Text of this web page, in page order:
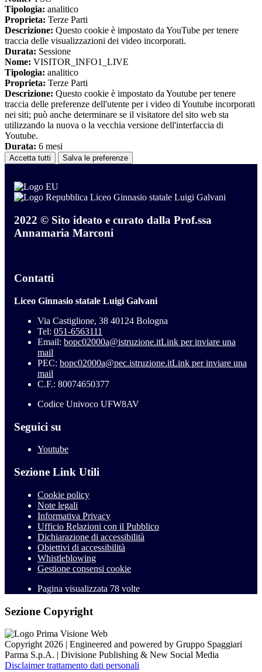
Tipologia: analitico
Proprieta: Terze Parti
Descrizione: Questo cookie è impostato da YouTube per tenere
traccia delle visualizzazioni dei video incorporati.
Durata: Sessione
Nome: VISITOR_INFO1_LIVE
Tipologia: analitico
Proprieta: Terze Parti
Descrizione: Questo cookie è impostato da Youtube per tenere
traccia delle preferenze dell'utente per i video di Youtube incorporati
nei siti; può anche determinare se il visitatore del sito web sta
utilizzando la nuova o la vecchia versione dell'interfaccia di
Youtube.
Durata: 6 mesi
Accetta tutti Salva le preferenze
Liceo Ginnasio statale Luigi Galvani
2022 © Sito ideato e curato dalla Prof.ssa
Annamaria Marconi
Contatti
Liceo Ginnasio statale Luigi Galvani
Via Castiglione, 38 40124 Bologna
Tel: 051-6563111
Email: bopc02000a@istruzione.itLink per inviare una
mail
PEC: bopc02000a@pec.istruzione.itLink per inviare una
mail
C.F.: 80074650377
Codice Univoco UFW8AV
Seguici su
Youtube
Sezione Link Utili
Cookie policy
Note legali
Informativa Privacy
Ufficio Relazioni con il Pubblico
Dichiarazione di accessibilità
Obiettivi di accessibilità
Whistleblowing
Gestione consensi cookie
Pagina visualizzata 78 volte
Sezione Copyright
Copyright 2026 | Engineered and powered by Gruppo Spaggiari
Parma S.p.A. | Divisione Publishing & New Social Media
Disclaimer trattamento dati personali